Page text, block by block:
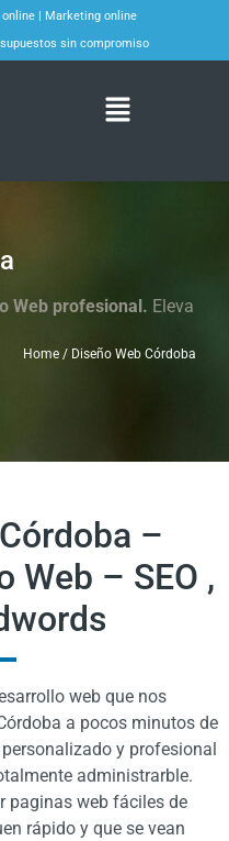
| Marketing online
sin compromiso
Web profesional. Eleva
Home / Diseño Web Córdoba
–
Web – SEO ,
web que nos
a pocos minutos de
y profesional
administrarble.
paginas web fáciles de
rápido y que se vean